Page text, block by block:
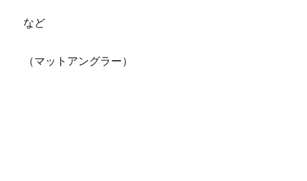
など
（マットアングラー）